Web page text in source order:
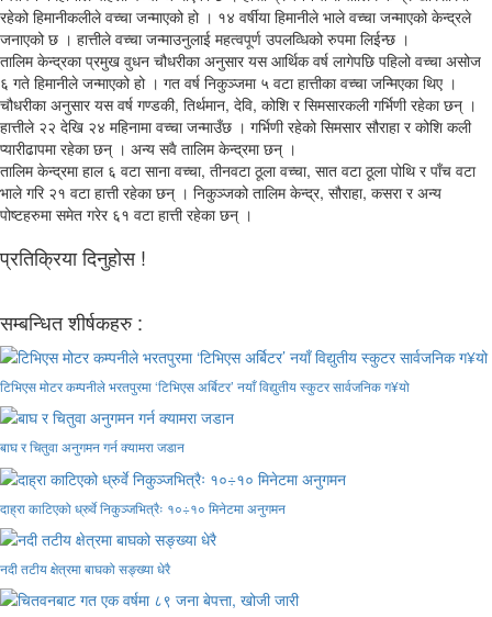
रहेको हिमानीकलीले वच्चा जन्माएको हो । १४ वर्षीया हिमानीले भाले वच्चा जन्माएको केन्द्रले
जनाएको छ । हात्तीले वच्चा जन्माउनुलाई महत्वपूर्ण उपलव्धिको रुपमा लिईन्छ ।
तालिम केन्द्रका प्रमुख वुधन चौधरीका अनुसार यस आर्थिक वर्ष लागेपछि पहिलो वच्चा असोज
६ गते हिमानीले जन्माएको हो । गत वर्ष निकुञ्जमा ५ वटा हात्तीका वच्चा जन्मिएका थिए ।
चौधरीका अनुसार यस वर्ष गण्डकी, तिर्थमान, देवि, कोशि र सिमसारकली गर्भिणी रहेका छन् ।
हात्तीले २२ देखि २४ महिनामा वच्चा जन्माउँछ । गर्भिणी रहेको सिमसार सौराहा र कोशि कली
प्यारीढापमा रहेका छन् । अन्य सवै तालिम केन्द्रमा छन् ।
तालिम केन्द्रमा हाल ६ वटा साना वच्चा, तीनवटा ठूला वच्चा, सात वटा ठूला पोथि र पाँच वटा
भाले गरि २१ वटा हात्ती रहेका छन् । निकुञ्जको तालिम केन्द्र, सौराहा, कसरा र अन्य
पोष्टहरुमा समेत गरेर ६१ वटा हात्ती रहेका छन् ।
प्रतिक्रिया दिनुहोस !
सम्बन्धित शीर्षकहरु :
टिभिएस मोटर कम्पनीले भरतपुरमा ‘टिभिएस अर्बिटर’ नयाँ विद्युतीय स्कुटर सार्वजनिक ग¥यो
बाघ र चितुवा अनुगमन गर्न क्यामरा जडान
दाह्रा काटिएको ध्रुर्वे निकुञ्जभित्रैः १०÷१० मिनेटमा अनुगमन
नदी तटीय क्षेत्रमा बाघको सङ्ख्या धेरै